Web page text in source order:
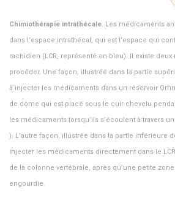
Chimiothérapie intrathécale. Les médicaments
dans l’espace intrathécal, qui est l’espace qui
rachidien (LCR, représenté en bleu). Il existe
procéder. Une façon, illustrée dans la partie
à injecter les médicaments dans un réservoir
de dôme qui est placé sous le cuir chevelu
les médicaments lorsqu’ils s’écoulent à travers
). L’autre façon, illustrée dans la partie inférieure
injecter les médicaments directement dans le
de la colonne vertébrale, après qu’une petite
engourdie.